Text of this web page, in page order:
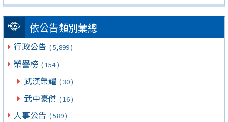
依公告類別彙總
行政公告 ( 5,899 )
榮譽榜 ( 154 )
武漢榮耀 ( 30 )
武中豪傑 ( 16 )
人事公告 ( 589 )